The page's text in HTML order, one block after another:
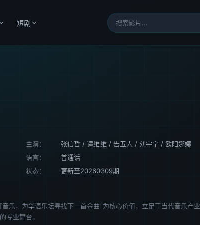
短剧
主演： 张信哲 / 谭维维 / 告五人 / 刘宇宁 / 欧阳娜娜
语言：
普通话
状态： 更新至20260309期
乐，为华语乐坛寻找下一首金曲”为核心价值，立足于当代音乐产
专业舞台。